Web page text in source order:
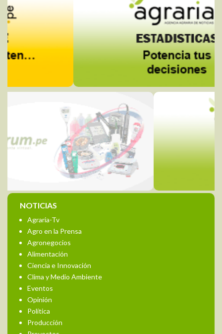
NOTICIAS
Agraria-Tv
Agro en la Prensa
Agronegocios
Alimentación
Ciencia e Innovación
Clima y Medio Ambiente
Eventos
Opinión
Política
Producción